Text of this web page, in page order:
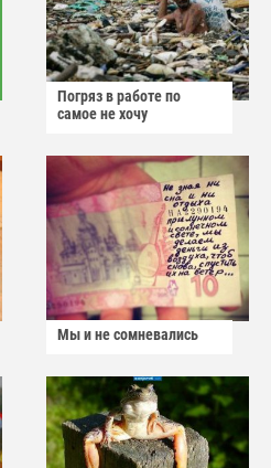
Погряз в работе по
самое не хочу
Мы и не сомневались